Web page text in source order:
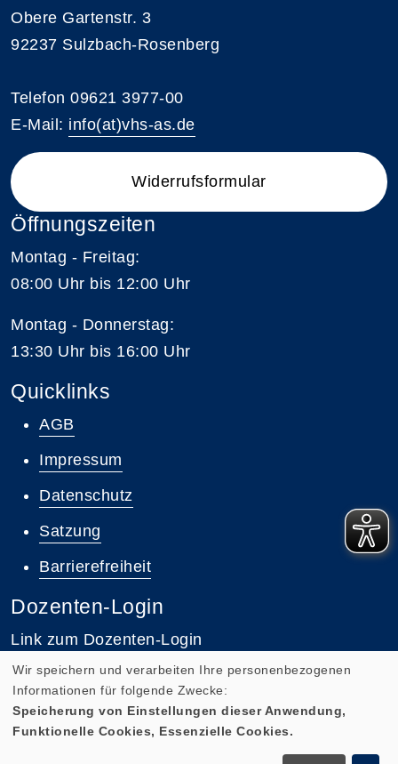
Obere Gartenstr. 3
92237 Sulzbach-Rosenberg
Telefon 09621 3977-00
E-Mail: info(at)vhs-as.de
Widerrufsformular
Öffnungszeiten
Montag - Freitag:
08:00 Uhr bis 12:00 Uhr
Montag - Donnerstag:
13:30 Uhr bis 16:00 Uhr
Quicklinks
AGB
Impressum
Datenschutz
Satzung
Barrierefreiheit
Dozenten-Login
Link zum Dozenten-Login
Cookie Einstellungen
Wir speichern und verarbeiten Ihre personenbezogenen
Informationen für folgende Zwecke:
Speicherung von Einstellungen dieser Anwendung,
Funktionelle Cookies, Essenzielle Cookies.